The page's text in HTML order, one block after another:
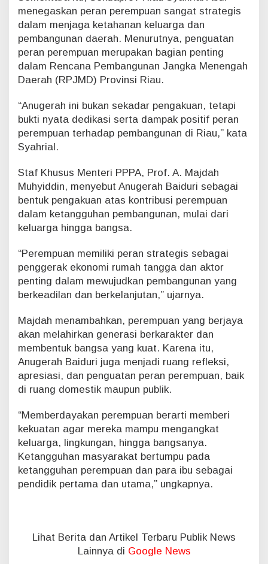
menegaskan peran perempuan sangat strategis
dalam menjaga ketahanan keluarga dan
pembangunan daerah. Menurutnya, penguatan
peran perempuan merupakan bagian penting
dalam Rencana Pembangunan Jangka Menengah
Daerah (RPJMD) Provinsi Riau.
“Anugerah ini bukan sekadar pengakuan, tetapi
bukti nyata dedikasi serta dampak positif peran
perempuan terhadap pembangunan di Riau,” kata
Syahrial.
Staf Khusus Menteri PPPA, Prof. A. Majdah
Muhyiddin, menyebut Anugerah Baiduri sebagai
bentuk pengakuan atas kontribusi perempuan
dalam ketangguhan pembangunan, mulai dari
keluarga hingga bangsa.
“Perempuan memiliki peran strategis sebagai
penggerak ekonomi rumah tangga dan aktor
penting dalam mewujudkan pembangunan yang
berkeadilan dan berkelanjutan,” ujarnya.
Majdah menambahkan, perempuan yang berjaya
akan melahirkan generasi berkarakter dan
membentuk bangsa yang kuat. Karena itu,
Anugerah Baiduri juga menjadi ruang refleksi,
apresiasi, dan penguatan peran perempuan, baik
di ruang domestik maupun publik.
“Memberdayakan perempuan berarti memberi
kekuatan agar mereka mampu mengangkat
keluarga, lingkungan, hingga bangsanya.
Ketangguhan masyarakat bertumpu pada
ketangguhan perempuan dan para ibu sebagai
pendidik pertama dan utama,” ungkapnya.
Lihat Berita dan Artikel Terbaru Publik News
Lainnya di Google News